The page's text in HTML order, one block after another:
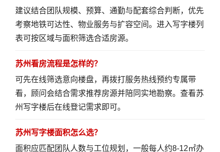
建议结合团队规模、预算、通勤与配套综合判断，优先
考察地铁可达性、物业服务与扩容空间。 进入写字楼列
表可按区域与面积筛选合适房源。
苏州看房流程是怎样的？
可先在线筛选意向楼盘，再拨打服务热线预约专属带
看，顾问会结合需求推荐房源并陪同实地勘察。 查看苏
州写字楼后在线登记需求即可。
苏州写字楼面积怎么选？
面积应匹配团队人数与工位规划，一般每人约8-12㎡办